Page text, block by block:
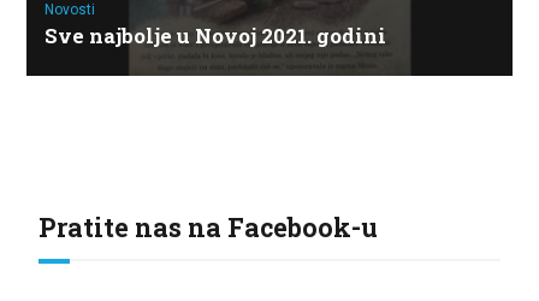
Novosti
Sve najbolje u Novoj 2021. godini
Pratite nas na Facebook-u